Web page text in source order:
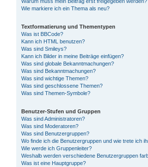
Wie markiere ich ein Thema als neu?
Textformatierung und Thementypen
Was ist BBCode?
Kann ich HTML benutzen?
Was sind Smileys?
Kann ich Bilder in meine Beiträge einfügen?
Was sind globale Bekanntmachungen?
Was sind Bekanntmachungen?
Was sind wichtige Themen?
Was sind geschlossene Themen?
Was sind Themen-Symbole?
Benutzer-Stufen und Gruppen
Was sind Administratoren?
Was sind Moderatoren?
Was sind Benutzergruppen?
Wo finde ich die Benutzergruppen und wie trete ich
Wie werde ich Gruppenleiter?
Weshalb werden verschiedene Benutzergruppen
Was ist eine Hauptgruppe?